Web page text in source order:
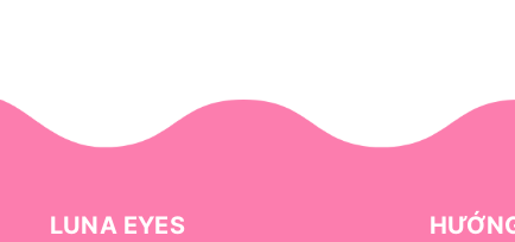
LUNA EYES